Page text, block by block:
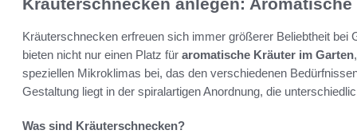
Kräuterschnecken anlegen:
Kräuterschnecken erfreuen sich immer größerer Beliebtheit bei
bieten nicht nur einen Platz für aromatische Kräuter im Garten
speziellen Mikroklimas bei, das den verschiedenen
Gestaltung liegt in der spiralartigen Anordnung, die
Was sind Kräuterschnecken?